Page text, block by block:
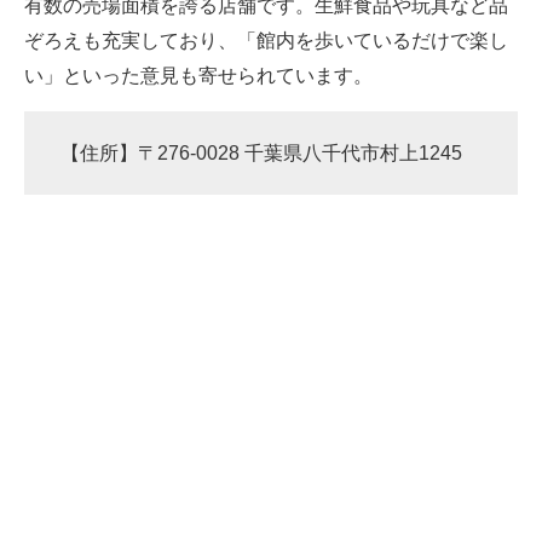
有数の売場面積を誇る店舗です。生鮮食品や玩具など品
ぞろえも充実しており、「館内を歩いているだけで楽し
い」といった意見も寄せられています。
【住所】〒276-0028 千葉県八千代市村上1245